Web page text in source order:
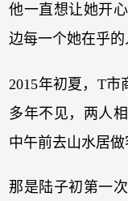
他一直想让她开
边每一个她在乎的
2015年初夏，T市
多年不见，两人
中午前去山水居做
那是陆子初第一